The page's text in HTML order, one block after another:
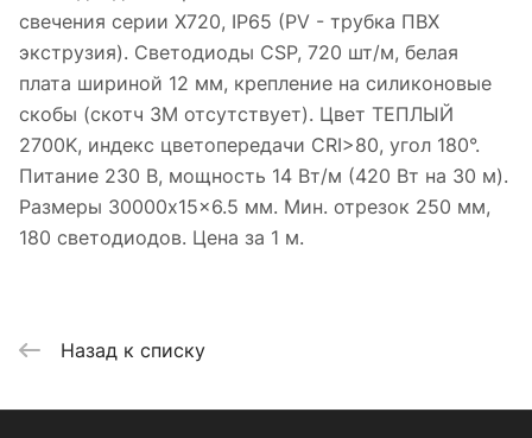
свечения серии X720, IP65 (PV - трубка ПВХ
экструзия). Светодиоды CSP, 720 шт/м, белая
плата шириной 12 мм, крепление на силиконовые
скобы (скотч 3M отсутствует). Цвет ТЕПЛЫЙ
2700K, индекс цветопередачи CRI>80, угол 180°.
Питание 230 В, мощность 14 Вт/м (420 Вт на 30 м).
Размеры 30000x15x6.5 мм. Мин. отрезок 250 мм,
180 светодиодов. Цена за 1 м.
Назад к списку